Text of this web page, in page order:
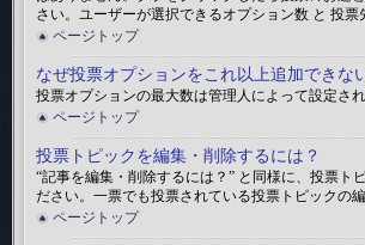
さい。ユーザーが選択できるオプション数 と 投
ページトップ
なぜ投票オプションをこれ以上追加できな
投票オプションの最大数は管理人によって設定さ
ページトップ
投票トピックを編集・削除するには？
“記事を編集・削除するには？” と同様に、投票
ださい。一票でも投票されている投票トピックの
ページトップ